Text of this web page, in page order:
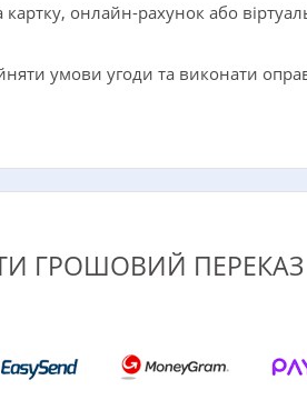
онлайн-рахунок або
умови угоди та виконати
ГРОШОВИЙ ПЕРЕКАЗ